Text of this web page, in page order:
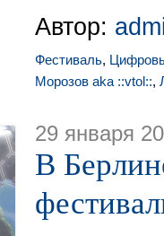
Автор:
Фестиваль,
Морозов aka ::vtol::,
29 января
В